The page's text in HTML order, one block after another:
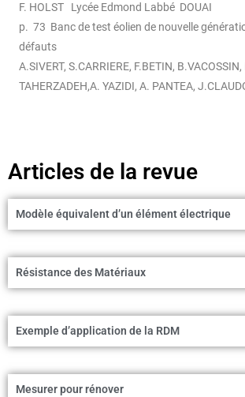
F. HOLST Lycée Edmond Labbé DOUAI
p. 73 Banc de test éolien de nouvelle
défauts
A.SIVERT, S.CARRIERE, F.BETIN, B.VACOSSIN,
TAHERZADEH,A. YAZIDI, A. PANTEA,
Articles de la revue
Modèle équivalent d’un élément électrique
Résistance des Matériaux
Exemple d’application de la RDM
Mesurer pour rénover